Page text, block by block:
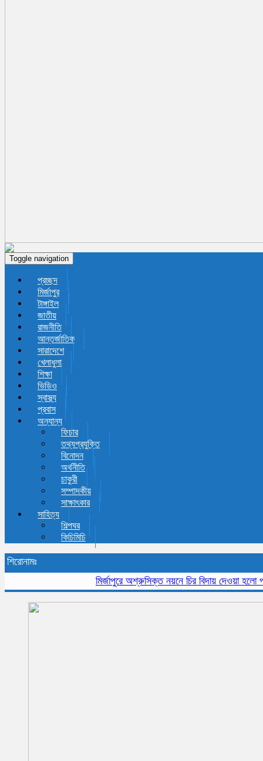
Toggle navigation
প্রচ্ছদ
মির্জাপুর
টাঙ্গাইল
জাতীয়
রাজনীতি
আন্তর্জাতিক
সারাদেশে
খেলাধুলা
শিক্ষা
ভিডিও
স্বাস্থ্য
প্রবাস
অন্যান্য
ফিচার
তথ্যপ্রযুক্তি
বিনোদন
অর্থনীতি
চাকুরী
সম্পাদকীয়
সাক্ষাৎকার
সাহিত্য
শিল্পঘর
কিচিমিচি
শিরোনামঃ
মির্জাপুরে অশ্রুসিক্ত নয়নে চির বিদায় দেওয়া হলো প্রবীন